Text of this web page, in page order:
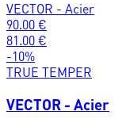
VECTOR - Acier
90.00 €
81.00 €
-10%
TRUE TEMPER
VECTOR - Acier